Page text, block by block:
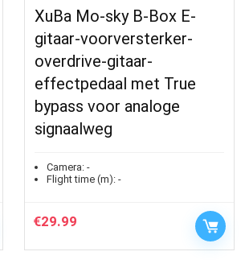
XuBa Mo-sky B-Box E-
gitaar-voorversterker-
overdrive-gitaar-
effectpedaal met True
bypass voor analoge
signaalweg
Camera: -
Flight time (m): -
€29.99